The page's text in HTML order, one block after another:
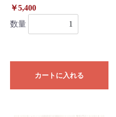
￥5,400
数量
カートに入れる